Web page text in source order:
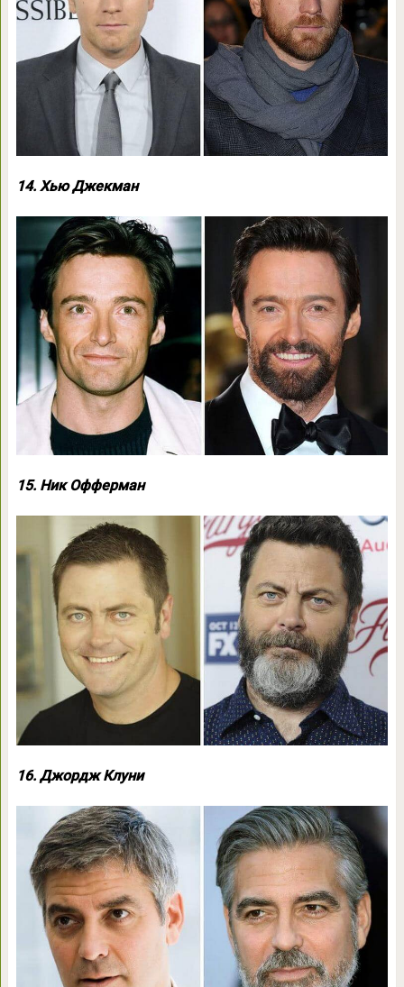
14. Хью Джекман
15. Ник Офферман
16. Джордж Клуни